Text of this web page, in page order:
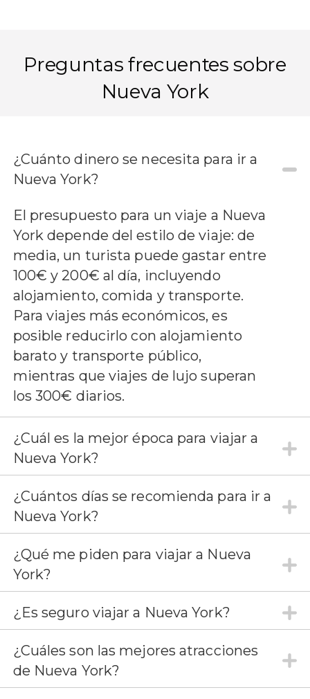
Preguntas frecuentes sobre
Nueva York
¿Cuánto dinero se necesita para ir a
Nueva York?
El presupuesto para un viaje a Nueva
York depende del estilo de viaje: de
media, un turista puede gastar entre
100€ y 200€ al día, incluyendo
alojamiento, comida y transporte.
Para viajes más económicos, es
posible reducirlo con alojamiento
barato y transporte público,
mientras que viajes de lujo superan
los 300€ diarios.
¿Cuál es la mejor época para viajar a
Nueva York?
¿Cuántos días se recomienda para ir a
Nueva York?
¿Qué me piden para viajar a Nueva
York?
¿Es seguro viajar a Nueva York?
¿Cuáles son las mejores atracciones
de Nueva York?